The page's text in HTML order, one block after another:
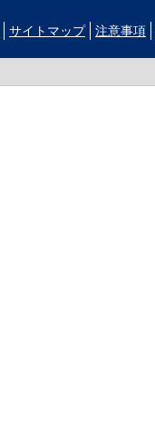
サイトマップ 注意事項